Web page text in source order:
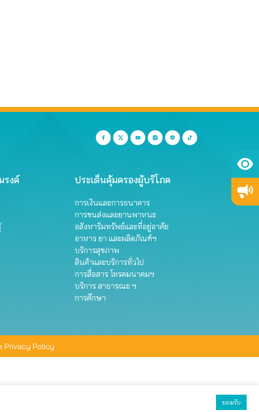
รงค์ ประเด็นคุ้มครองผู้บริโภค
การเงินและการธนาคาร
การขนส่งและยานพาหนะ
อสังหาริมทรัพย์และที่อยู่อาศัย
อาหาร ยา และผลิตภัณฑ์ฯ
บริการสุขภาพ
สินค้าและบริการทั่วไป
การสื่อสาร โทรคมนาคมฯ
บริการ สาธารณะ ฯ
การศึกษา
Privacy Policy
ยอมรับ